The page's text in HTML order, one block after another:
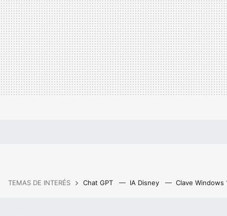
TEMAS DE INTERÉS Chat GPT IA Disney Clave Windows